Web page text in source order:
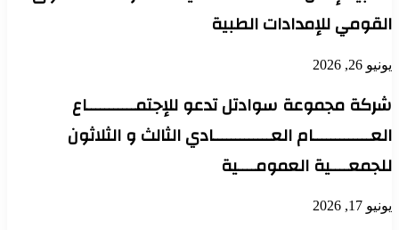
القومي للإمدادات الطبية
يونيو 26, 2026
شركة مجموعة سوادتل تدعو للإجتمـــــــــــاع
العـــــــــــــام العـــــــــــــادي الثالث و الثلاثون
للجمعــــية العمومــــية
يونيو 17, 2026